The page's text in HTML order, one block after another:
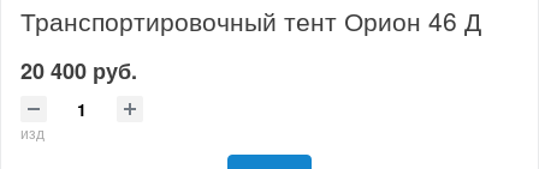
Транспортировочный тент Орион 46 Д
20 400 руб.
изд